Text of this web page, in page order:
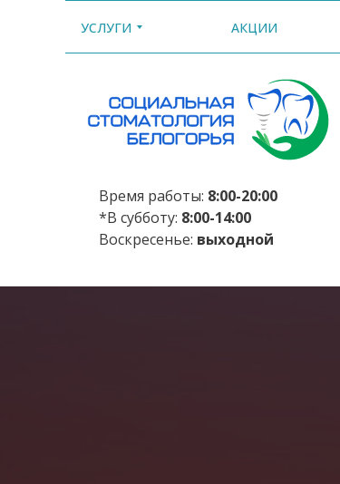
УСЛУГИ АКЦИИ
Время работы: 8:00-20:00
*В субботу: 8:00-14:00
Воскресенье: выходной